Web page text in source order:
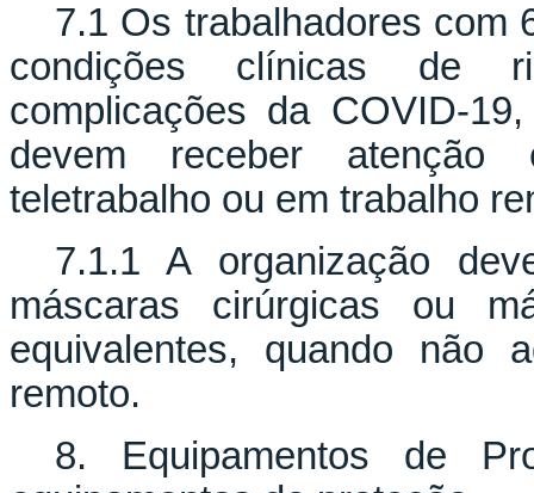
7.1 Os trabalhadores com
condições clínicas de
complicações da COVID-
devem receber atenção
teletrabalho ou em trabalho
7.1.1 A organização
máscaras cirúrgicas ou
equivalentes, quando não
remoto.
8. Equipamentos de